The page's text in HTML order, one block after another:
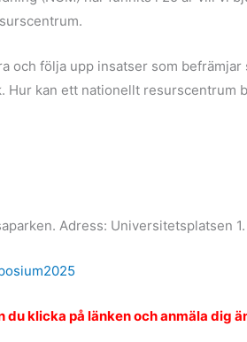
och följa upp insatser som
kan ett nationellt resurscentrum
Adress: Universitetsplatsen 1.
du klicka på länken och anmäla dig